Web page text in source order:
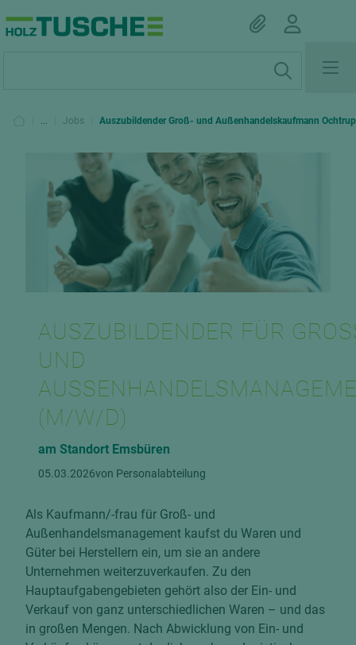
... Jobs Auszubildender Groß- und Außenhandelskaufmann Ochtrup
AUSZUBILDENDER FÜR
ND A
/W/D)
am Standort Emsbüren
05.03.2026von Personalabteilung
Als Kaufmann/-frau für Groß- und
Außenhandelsmanagement kaufst du Waren und
Güter bei Herstellern ein, um sie an andere
Unternehmen weiterzuverkaufen. Zu den
Hauptaufgabengebieten gehört also der Ein- und
Verkauf von ganz unterschiedlichen Waren – und das
in großen Mengen. Nach Abwicklung von Ein- und